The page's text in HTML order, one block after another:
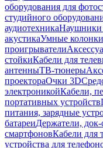
оборудования для
студийного
аудиотехникаНаушники
акустикаУмные колонки
проигрыватели
стойкиКабели для
антенныТВ-тюнеры
проектораОчки 3D
электроникойКабели,
портативных устройств
питания, зарядные
батареиДержатели,
смартфоновКабели для
устройства для